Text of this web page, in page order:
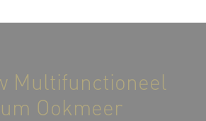
Multifunctioneel
Ookmeer